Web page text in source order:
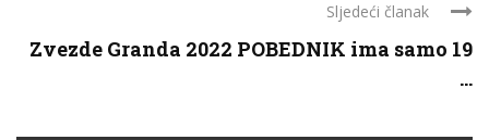
Sljedeći članak
Zvezde Granda 2022 POBEDNIK ima samo 19
...